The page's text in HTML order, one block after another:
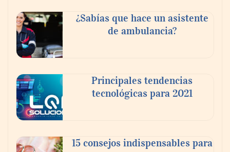
En el Día de la Cerveza, Grupo Modelo
mundo elige para reunirse: 7 de cada 10 la
¿Sabías que hace un asistente
de ambulancia?
Principales tendencias
tecnológicas para 2021
15 consejos indispensables para